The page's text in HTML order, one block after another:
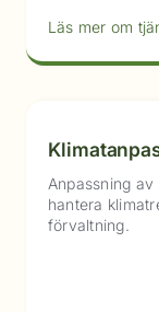
Läs mer om
Anpassning
hantera
förvaltning.